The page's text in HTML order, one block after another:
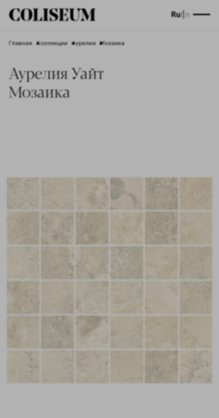
RuEn
Главная Коллекции Аурелия Мозаика
Аурелия Уайт
Мозаика